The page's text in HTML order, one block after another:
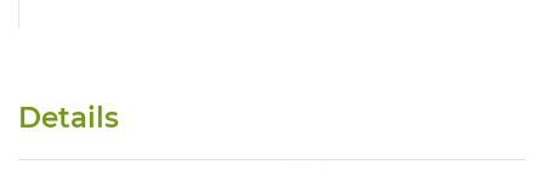
Details